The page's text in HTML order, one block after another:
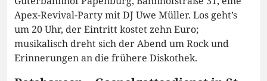
Apex-Revival-Party mit DJ Uwe Müller. Los geht’s
um 20 Uhr, der Eintritt kostet zehn Euro;
musikalisch dreht sich der Abend um Rock und
Erinnerungen an die frühere Diskothek.